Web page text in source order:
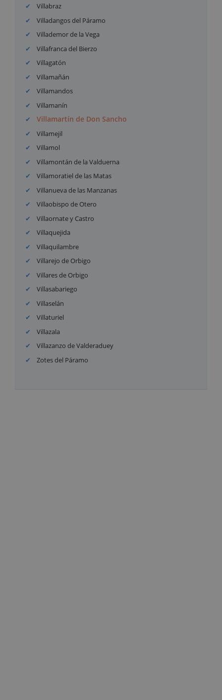
Villabraz
Villadangos del Páramo
Villademor de la Vega
Villafranca del Bierzo
Villagatón
Villamañán
Villamandos
Villamanín
Villamartín de Don Sancho
Villamejil
Villamol
Villamontán de la Valduerna
Villamoratiel de las Matas
Villanueva de las Manzanas
Villaobispo de Otero
Villaornate y Castro
Villaquejida
Villaquilambre
Villarejo de Orbigo
Villares de Orbigo
Villasabariego
Villaselán
Villaturiel
Villazala
Villazanzo de Valderaduey
Zotes del Páramo